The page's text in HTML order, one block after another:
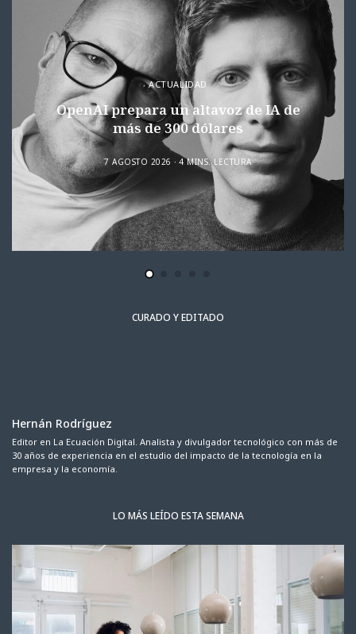
ACTUALIDAD
OpenAI prepara un altavoz de IA de
más de 300 dólares
7 AGOSTO 2026 4 MINS. LECTURA
CURADO Y EDITADO
Hernán Rodríguez
Editor en La Ecuación Digital. Analista y divulgador tecnológico con más de
30 años de experiencia en el estudio del impacto de la tecnología en la
empresa y la economía.
LO MÁS LEÍDO ESTA SEMANA